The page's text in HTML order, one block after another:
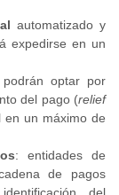
automatizado y
expedirse en un
optar por
del pago (relief
en un máximo de
: entidades de
de pagos